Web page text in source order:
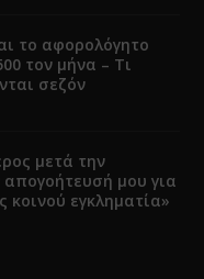
το αφορολόγητο
τον μήνα – Τι
σεζόν
μετά την
μου για
εγκληματία»